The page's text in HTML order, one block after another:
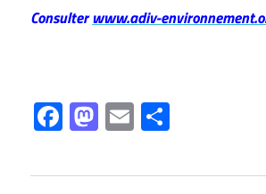
Consulterwww.adiv-
Facebook
Mastodon
Email